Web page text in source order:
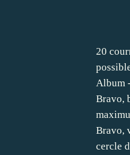
20
Album
Bravo,
Bravo,
cercle